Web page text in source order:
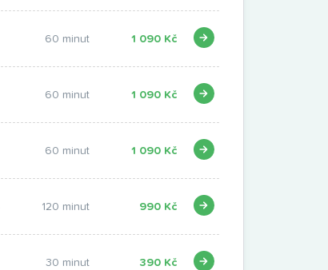
60 minut 1 090 Kč
60 minut 1 090 Kč
60 minut 1 090 Kč
120 minut 990 Kč
30 minut 390 Kč